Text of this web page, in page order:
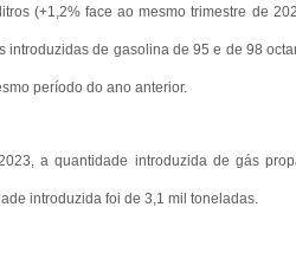
(+1,2% face ao mesmo trimestre de
introduzidas de gasolina de 95 e de 98
período do ano anterior.
a quantidade introduzida de gás
introduzida foi de 3,1 mil toneladas.